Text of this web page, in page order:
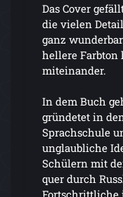
Das Cover
die vielen
ganz
hellere Farbton
miteinander.
In dem Buch
gründetet in
Sprachschule
unglaubliche
Schülern mit
quer durch
Fortschrittliche